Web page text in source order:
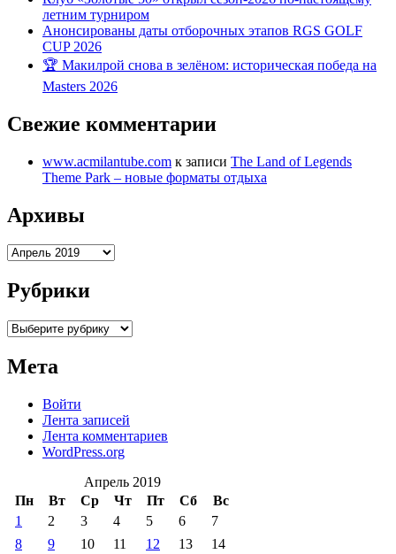
летним турниром
Анонсированы даты отборочных этапов RGS GOLF
CUP 2026
🏆 Макилрой снова в зелёном: историческая победа на
Masters 2026
Свежие комментарии
www.acmilantube.com к записи The Land of Legends
Theme Park – новые форматы отдыха
Архивы
Архивы
Рубрики
Рубрики
Мета
Войти
Лента записей
Лента комментариев
WordPress.org
Апрель 2019
Пн
Вт Ср Чт Пт Сб
Вс
1
2 3 4 5 6
7
8
9 10 11 12 13
14